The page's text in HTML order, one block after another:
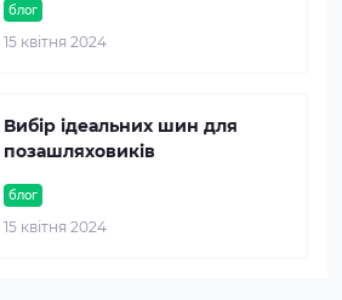
блог
15 квітня 2024
блог
15 квітня 2024
Вибір ідеальних шин для
позашляховиків